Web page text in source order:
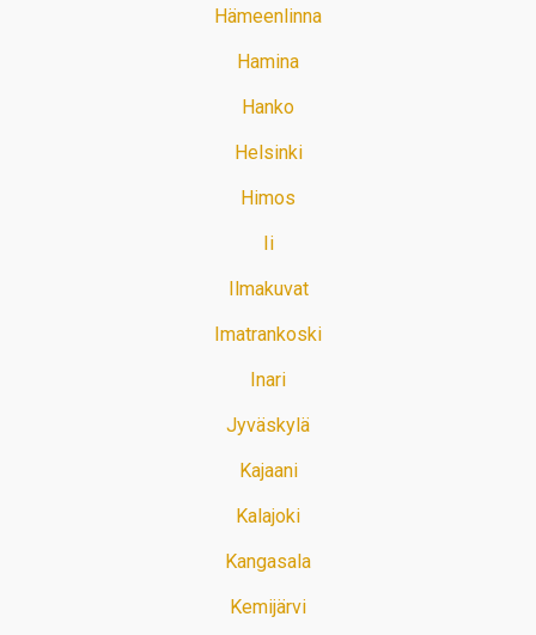
Hämeenlinna
Hamina
Hanko
Helsinki
Himos
Ii
Ilmakuvat
Imatrankoski
Inari
Jyväskylä
Kajaani
Kalajoki
Kangasala
Kemijärvi